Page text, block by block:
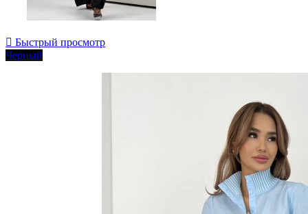
 Быстрый просмотр
Черный